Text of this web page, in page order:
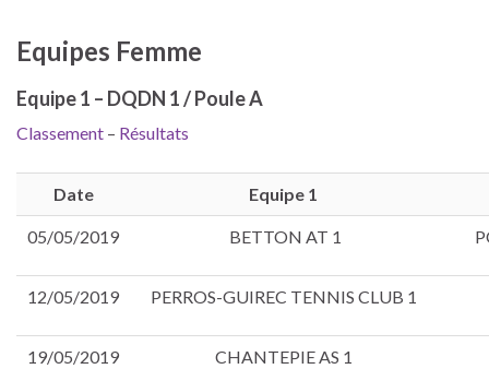
Equipes Femme
Equipe 1 – DQDN 1 / Poule A
Classement – Résultats
Date Equipe 1
05/05/2019 BETTON AT 1
12/05/2019 PERROS-GUIREC TENNIS CLUB 1
19/05/2019 CHANTEPIE AS 1